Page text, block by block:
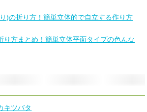
)の折り方！簡単立体的で自立する作り方
り方まとめ！簡単立体平面タイプの色んな
キツバタ